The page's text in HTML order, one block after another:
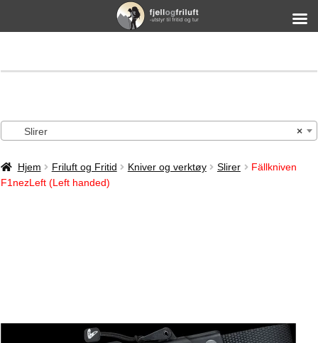
×
Slirer
Hjem Friluft og Fritid Kniver og verktøy Slirer
Fällkniven
F1nezLeft (Left handed)